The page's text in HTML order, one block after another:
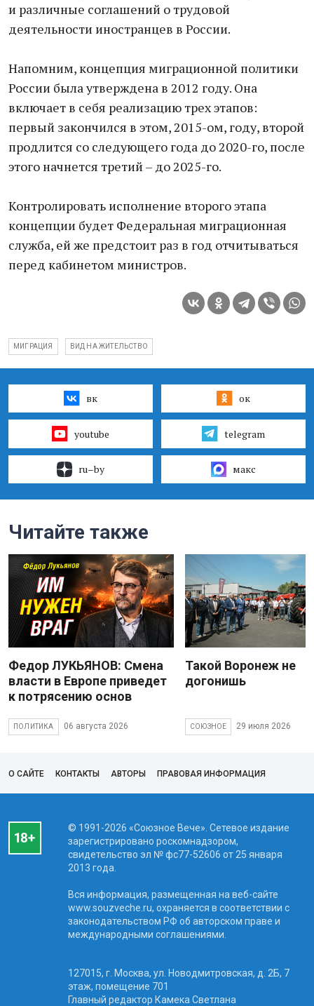
и различные соглашений о трудовой
деятельности иностранцев в России.
Напомним, концепция миграционной политики
России была утверждена в 2012 году. Она
включает в себя реализацию трех этапов:
первый закончился в этом, 2015-ом, году, второй
продлится со следующего года до 2020-го, после
этого начнется третий – до 2025-го.
Контролировать исполнение второго этапа
концепции будет Федеральная миграционная
служба, ей же предстоит раз в год отчитываться
перед кабинетом министров.
МИГРАЦИЯ ВИД НА ЖИТЕЛЬСТВО
вк ок
youtube telegram
ru–by макс
Читайте также
Федор ЛУКЬЯНОВ: Смена
власти в Европе приведет
к потрясению основ
ПОЛИТИКА 06 августа 2026
Такой Воронеж не
догонишь
СОЮЗНОЕ 29 июля 2026
О САЙТЕ КОНТАКТЫ АВТОРЫ ПРАВОВАЯ ИНФОРМАЦИЯ
© 1991-2026 «Союзное Вече». Сетевое издание
зарегистрировано роскомнадзором,
свидетельство эл № фc77-52606 от 25 января
2013 года.
Вся информация, размещенная на веб-сайте
www.souzveche.ru, охраняется в соответствии с
законодательством РФ об авторском праве и
международными соглашениями.
127015, г. Москва, ул. Новодмитровская, д. 2Б, 7
этаж, помещение 701
Главный редактор Камека Светлана